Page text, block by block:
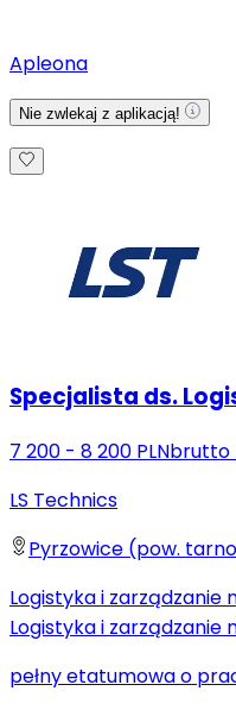
Apleona
Nie zwlekaj z aplikacją!
Specjalista ds.
7 200 - 8 200 PLNbrutto
LS Technics
Pyrzowice (pow.
Logistyka i zarządzanie
Logistyka i zarządzanie
pełny etatumowa o